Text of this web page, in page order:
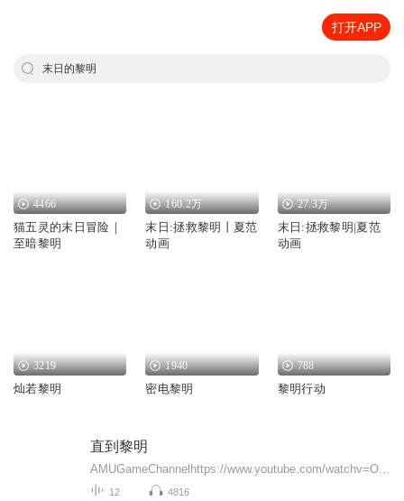
打开APP
末日的黎明
4466
猫五灵的末日冒险｜
至暗黎明
160.2万
末日:拯救黎明丨夏范
动画
27.3万
末日:拯救黎明|夏范
动画
3219
灿若黎明
1940
密电黎明
788
黎明行动
直到黎明
12 4816